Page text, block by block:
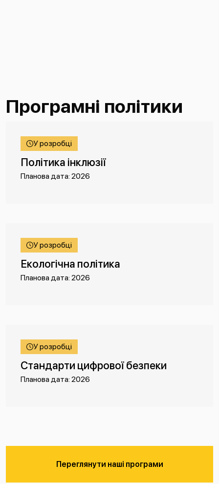
Програмні політики
У розробці
Політика інклюзії
Планова дата: 2026
У розробці
Екологічна політика
Планова дата: 2026
У розробці
Стандарти цифрової безпеки
Планова дата: 2026
Переглянути наші програми